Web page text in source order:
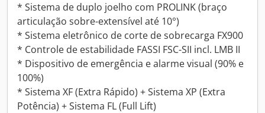
* Sistema de duplo joelho com PROLINK (braço
articulação sobre-extensível até 10°)
* Sistema eletrônico de corte de sobrecarga FX900
* Controle de estabilidade FASSI FSC-SII incl. LMB II
* Dispositivo de emergência e alarme visual (90% e
100%)
* Sistema XF (Extra Rápido) + Sistema XP (Extra
Potência) + Sistema FL (Full Lift)